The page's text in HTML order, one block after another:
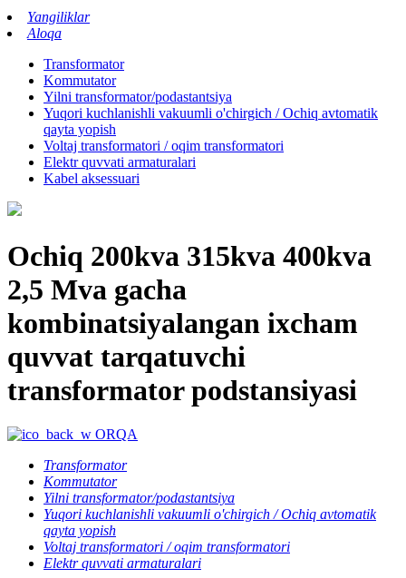
Yangiliklar
Aloqa
Transformator
Kommutator
Yilni transformator/podastantsiya
Yuqori kuchlanishli vakuumli o'chirgich / Ochiq avtomatik
qayta yopish
Voltaj transformatori / oqim transformatori
Elektr quvvati armaturalari
Kabel aksessuari
Ochiq 200kva 315kva 400kva
2,5 Mva gacha
kombinatsiyalangan ixcham
quvvat tarqatuvchi
transformator podstansiyasi
ORQA
Transformator
Kommutator
Yilni transformator/podastantsiya
Yuqori kuchlanishli vakuumli o'chirgich / Ochiq avtomatik
qayta yopish
Voltaj transformatori / oqim transformatori
Elektr quvvati armaturalari